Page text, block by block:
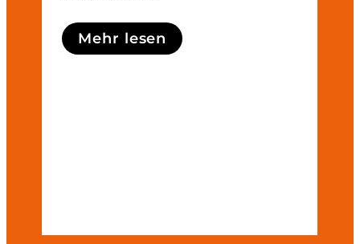
Mehr lesen